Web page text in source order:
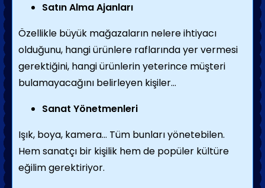
Satın Alma Ajanları
Özellikle büyük mağazaların nelere ihtiyacı
olduğunu, hangi ürünlere raflarında yer vermesi
gerektiğini, hangi ürünlerin yeterince müşteri
bulamayacağını belirleyen kişiler…
Sanat Yönetmenleri
Işık, boya, kamera… Tüm bunları yönetebilen.
Hem sanatçı bir kişilik hem de popüler kültüre
eğilim gerektiriyor.